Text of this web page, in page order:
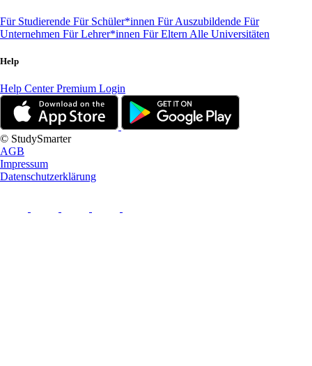
Für Studierende Für Schüler*innen Für Auszubildende Für
Unternehmen Für Lehrer*innen Für Eltern Alle Universitäten
Help
Help CenterPremium Login
© StudySmarter
AGB
Impressum
Datenschutzerklärung